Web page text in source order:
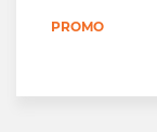
PROMO